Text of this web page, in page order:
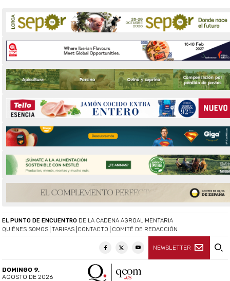
QUIÉNES SOMOS TARIFAS CONTACTO COMITÉ DE REDACCIÓN
NEWSLETTER
EL PUNTO DE ENCUENTRO DE LA CADENA AGROALIMENTARIA
DOMINGO 9,
AGOSTO DE 2026